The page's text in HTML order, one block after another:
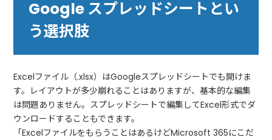
Google スプレッドシートとい
う選択肢
Excelファイル（.xlsx）はGoogleスプレッドシートでも開けま
す。レイアウトが多少崩れることはありますが、基本的な編集
は問題ありません。スプレッドシートで編集してExcel形式でダ
ウンロードすることもできます。
「ExcelファイルをもらうことはあるけどMicrosoft 365にこだ